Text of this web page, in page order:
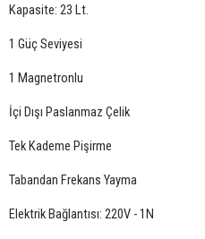
Kapasite: 23 Lt.
1 Güç Seviyesi
1 Magnetronlu
İçi Dışı Paslanmaz Çelik
Tek Kademe Pişirme
Tabandan Frekans Yayma
Elektrik Bağlantısı: 220V - 1N